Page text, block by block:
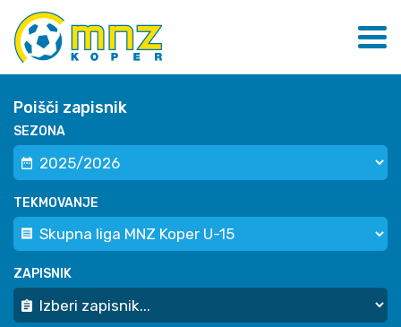
Poišči zapisnik
SEZONA
TEKMOVANJE
ZAPISNIK